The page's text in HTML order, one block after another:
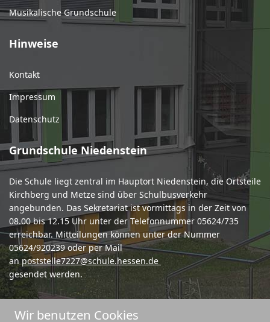
Musikalische Grundschule
Hinweise
Kontakt
Impressum
Datenschutz
Grundschule Niedenstein
Die Schule liegt zentral im Hauptort Niedenstein, die Ortsteile
Kirchberg und Metze sind über Schulbusverkehr
angebunden. Das Sekretariat ist vormittags in der Zeit von
08.00 bis 12.15 Uhr unter der Telefonnummer 05624/735
erreichbar. Mitteilungen können unter der Nummer
05624/920239 oder per Mail
anpoststelle7227@schule.hessen.de
gesendet werden.
Wir benutzen Cookies